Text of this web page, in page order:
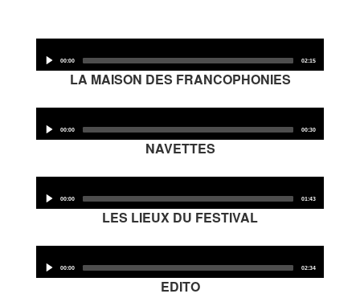
Archives
MAISON DES AUTEURS·RICES
Présentation
Auteurs en résidence
ACTIONS CULTURELLES
Player
00:00 02:15
LA MAISON DES FRANCOPHONIES
Player
00:00 00:30
NAVETTES
Player
00:00 01:43
LES LIEUX DU FESTIVAL
Player
00:00 02:34
EDITO